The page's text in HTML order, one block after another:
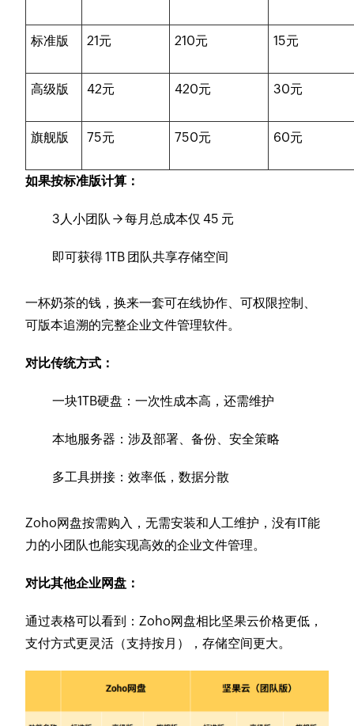
标准版 21元 210元 15元
高级版 42元 420元 30元
旗舰版 75元 750元 60元
如果按标准版计算：
3人小团队 → 每月总成本仅 45 元
即可获得 1TB 团队共享存储空间
一杯奶茶的钱，换来一套可在线协作、可权限控制、
可版本追溯的完整企业文件管理软件。
对比传统方式：
一块1TB硬盘：一次性成本高，还需维护
本地服务器：涉及部署、备份、安全策略
多工具拼接：效率低，数据分散
Zoho网盘按需购入，无需安装和人工维护，没有IT能
力的小团队也能实现高效的企业文件管理。
对比其他企业网盘：
通过表格可以看到：Zoho网盘相比坚果云价格更低，
支付方式更灵活（支持按月），存储空间更大。